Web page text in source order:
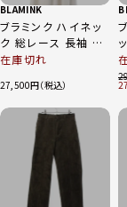
BLAMINK
ブラミンク ハイネッ
ク 総レース 長袖 ブ
ラウス トップス
ワイト 36
在庫切れ
27,500